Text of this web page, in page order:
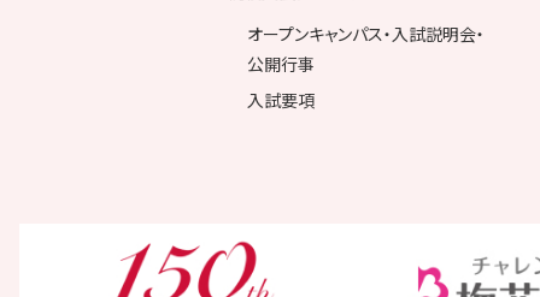
オープンキャンパス・入試説明会・
公開行事
入試要項